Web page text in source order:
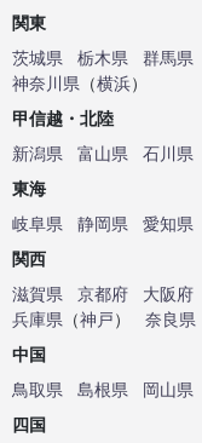
関東
茨城県
栃木県 群馬県
神奈川県 （横浜）
甲信越・北陸
新潟県
富山県 石川県
東海
岐阜県
静岡県 愛知県
関西
滋賀県
京都府 大阪府
兵庫県 （神戸） 奈良県
中国
鳥取県
島根県 岡山県
四国